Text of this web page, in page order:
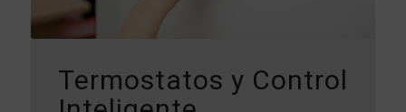
Termostatos y Control